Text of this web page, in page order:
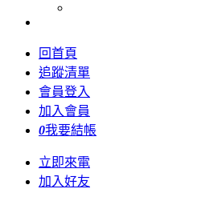
回首頁
追蹤清單
會員登入
加入會員
0我要結帳
立即來電
加入好友